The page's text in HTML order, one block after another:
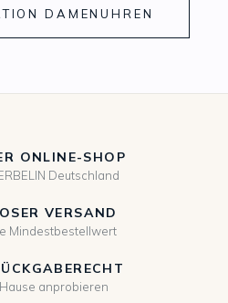
DAMENUHREN
ONLINE-SHOP
Deutschland
VERSAND
Mindestbestellwert
anprobieren